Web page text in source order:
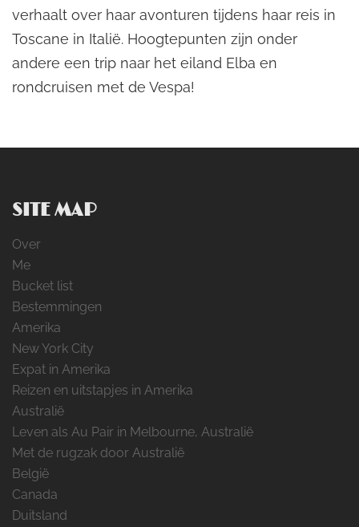
verhaalt over haar avonturen tijdens haar reis in
Toscane in Italië. Hoogtepunten zijn onder
andere een trip naar het eiland Elba en
rondcruisen met de Vespa!
SITE MAP
Over
Me
Bucket list
Bestemmingen
Amerika
New York City
Expat in Amerika
Reizen en uitstapjes in Amerika
Australië
Leven als Au Pair in Melbourne, Australië
Met de rugzak door Australië
België
Canada
Duitsland